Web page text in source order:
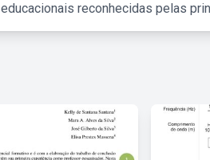
educacionais reconhecidas pelas